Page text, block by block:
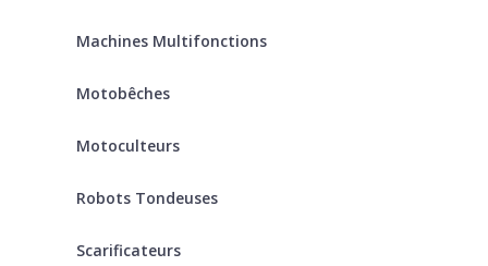
Machines Multifonctions
Motobêches
Motoculteurs
Robots Tondeuses
Scarificateurs